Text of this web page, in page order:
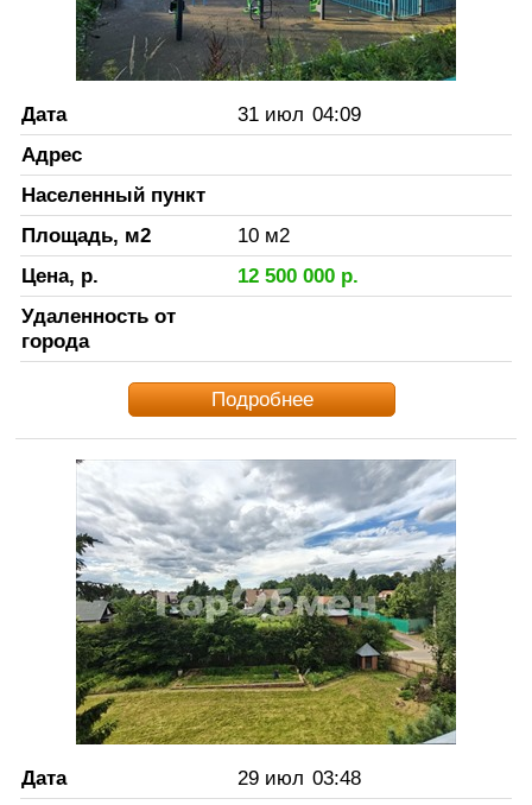
Дата 31 июл 04:09
Адрес
Населенный пункт
Площадь, м2
10 м2
Цена, р.
12 500 000р.
Удаленность от
города
Подробнее
Дата 29 июл 03:48